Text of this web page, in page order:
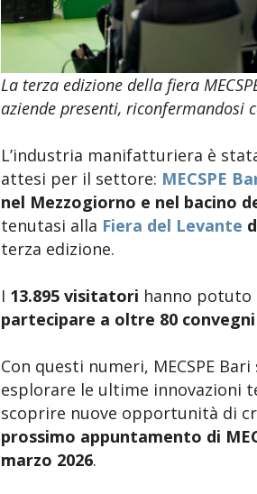
La terza edizione della fiera
aziende presenti, riconfermandosi
L’industria manifatturiera è
attesi per il settore: MECSPE
nel Mezzogiorno e nel bacino
tenutasi alla Fiera del Levante
terza edizione.
I 13.895 visitatori hanno
partecipare a oltre 80
Con questi numeri, MECSPE
esplorare le ultime innovazioni
scoprire nuove opportunità di
prossimo appuntamento di
marzo 2026.